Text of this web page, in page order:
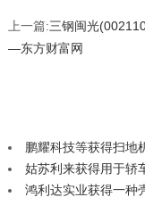
上一篇:三钢闽光
—东方财富网
鹏耀科技等获得扫地
姑苏利来获得用于轿
鸿利达实业获得一种